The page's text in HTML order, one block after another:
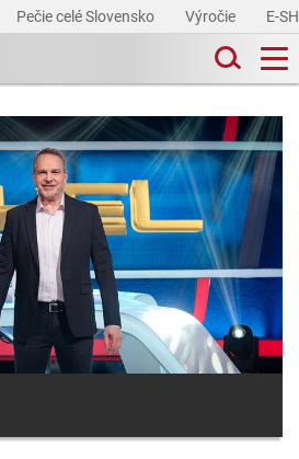
Pečie celé Slovensko Výročie E-